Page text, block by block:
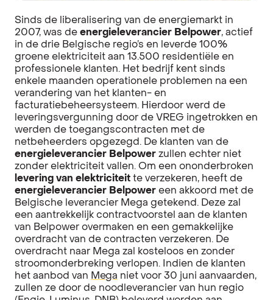
Sinds de liberalisering van de energiemarkt in
2007, was de energieleverancier Belpower, actief
in de drie Belgische regio’s en leverde 100%
groene elektriciteit aan 13.500 residentiële en
professionele klanten. Het bedrijf kent sinds
enkele maanden operationele problemen na een
verandering van het klanten- en
facturatiebeheersysteem. Hierdoor werd de
leveringsvergunning door de VREG ingetrokken en
werden de toegangscontracten met de
netbeheerders opgezegd. De klanten van de
energieleverancier Belpower zullen echter niet
zonder elektriciteit vallen. Om een ononderbroken
levering van elektriciteit te verzekeren, heeft de
energieleverancier Belpower een akkoord met de
Belgische leverancier Mega getekend. Deze zal
een aantrekkelijk contractvoorstel aan de klanten
van Belpower overmaken en een gemakkelijke
overdracht van de contracten verzekeren. De
overdracht naar Mega zal kosteloos en zonder
stroomonderbreking verlopen. Indien de klanten
het aanbod van Mega niet voor 30 juni aanvaarden,
zullen ze door de noodleverancier van hun regio